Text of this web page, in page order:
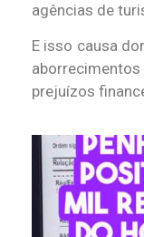
agências de
E isso causa
prejuízos